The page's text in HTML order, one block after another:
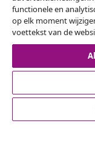
Ontdek meer
© 2008-2026
functionele en
op elk moment
voettekst van de